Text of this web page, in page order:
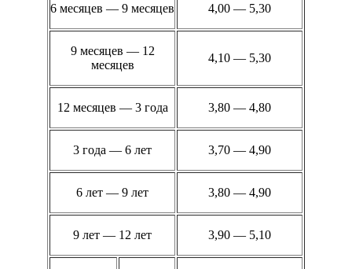
6 месяцев — 9 месяцев 4,00 — 5,30
9 месяцев — 12
месяцев
4,10 — 5,30
12 месяцев — 3 года 3,80 — 4,80
3 года — 6 лет 3,70 — 4,90
6 лет — 9 лет 3,80 — 4,90
9 лет — 12 лет 3,90 — 5,10